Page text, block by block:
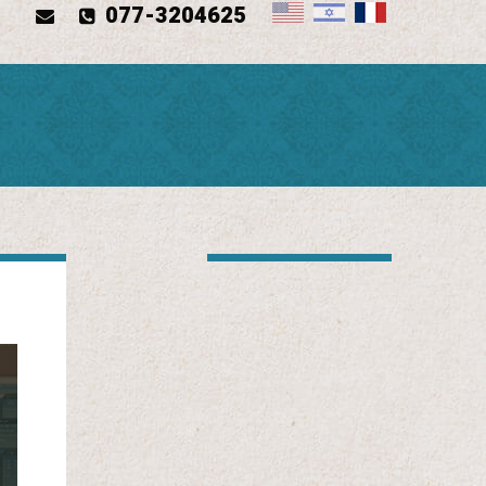
077-3204625